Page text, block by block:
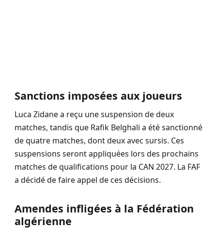
Sanctions imposées aux joueurs
Luca Zidane a reçu une suspension de deux
matches, tandis que Rafik Belghali a été sanctionné
de quatre matches, dont deux avec sursis. Ces
suspensions seront appliquées lors des prochains
matches de qualifications pour la CAN 2027. La FAF
a décidé de faire appel de ces décisions.
Amendes infligées à la Fédération
algérienne